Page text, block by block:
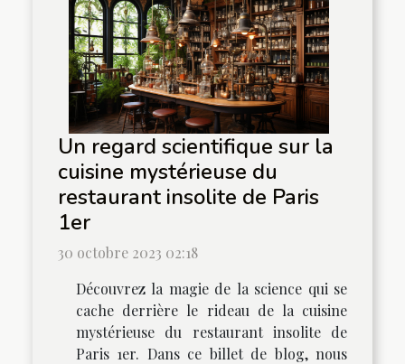
Un regard scientifique sur la
cuisine mystérieuse du
restaurant insolite de Paris
1er
30 octobre 2023 02:18
Découvrez la magie de la science qui se
cache derrière le rideau de la cuisine
mystérieuse du restaurant insolite de
Paris 1er. Dans ce billet de blog, nous